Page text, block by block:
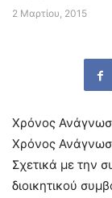
2 Μαρτίου, 2015
Χρόνος
Χρόνος
Σχετικά με την
διοικητικού